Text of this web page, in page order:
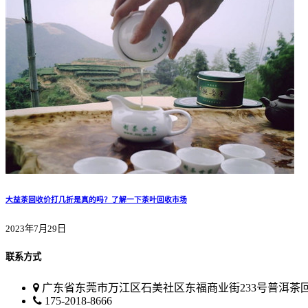
大益茶回收价打几折是真的吗？了解一下茶叶回收市场
2023年7月29日
联系方式
广东省东莞市万江区石美社区东福商业街233号普洱茶
175-2018-8666